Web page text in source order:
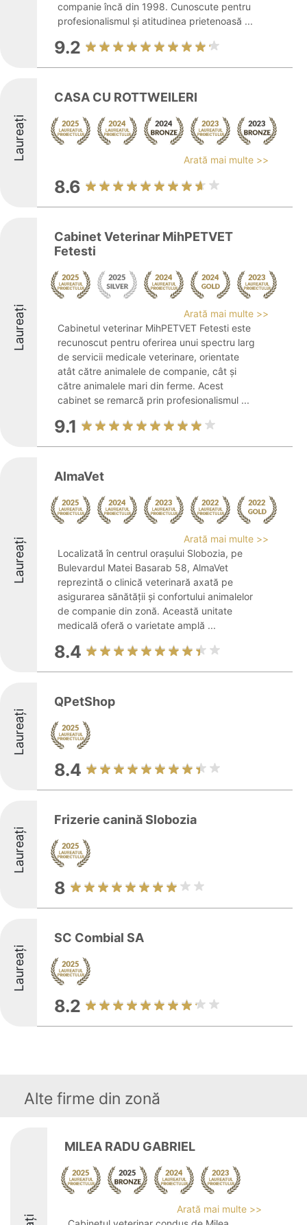
companie încă din 1998. Cunoscute pentru
profesionalismul și atitudinea prietenoasă ...
9.2
Laureați
CASA CU ROTTWEILERI
Arată mai multe >>
8.6
Laureați
Cabinet Veterinar MihPETVET
Fetesti
Arată mai multe >>
Cabinetul veterinar MihPETVET Fetesti este
recunoscut pentru oferirea unui spectru larg
de servicii medicale veterinare, orientate
atât către animalele de companie, cât și
către animalele mari din ferme. Acest
cabinet se remarcă prin profesionalismul ...
9.1
Laureați
AlmaVet
Arată mai multe >>
Localizată în centrul orașului Slobozia, pe
Bulevardul Matei Basarab 58, AlmaVet
reprezintă o clinică veterinară axată pe
asigurarea sănătății și confortului animalelor
de companie din zonă. Această unitate
medicală oferă o varietate amplă ...
8.4
Laureați
QPetShop
8.4
Laureați
Frizerie canină Slobozia
8
Laureați
SC Combial SA
8.2
Alte firme din zonă
MILEA RADU GABRIEL
Arată mai multe >>